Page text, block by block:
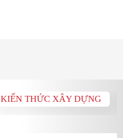
KIẾN THỨC XÂY DỰNG